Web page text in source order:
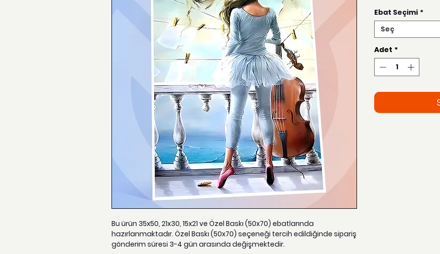
Bu ürün 35x50, 21x30, 15x21 ve Özel Baskı (50x70) ebatlarında
hazırlanmaktadır. Özel Baskı (50x70) seçeneği tercih edildiğinde sipariş
gönderim süresi 3-4 gün arasında değişmektedir.
Ebat Seçimi *
Seç
Adet *